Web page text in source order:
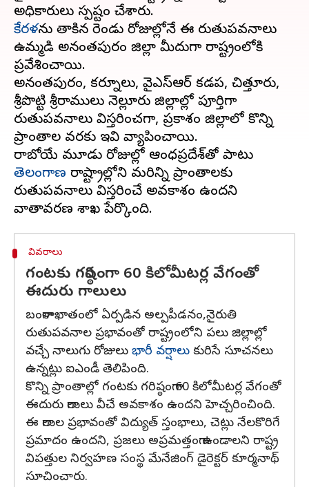
కేరళను తాకిన రెండు రోజుల్లోనే ఈ రుతుపవనాలు
ఉమ్మడి అనంతపురం జిల్లా మీదుగా రాష్ట్రంలోకి
ప్రవేశించాయి.
అనంతపురం, కర్నూలు, వైఎస్ఆర్ కడప, చిత్తూరు,
శ్రీపొట్టి శ్రీరాములు నెల్లూరు జిల్లాల్లో పూర్తిగా
రుతుపవనాలు విస్తరించగా, ప్రకాశం జిల్లాలో కొన్ని
ప్రాంతాల వరకు ఇవి వ్యాపించాయి.
రాబోయే మూడు రోజుల్లో ఆంధ్రప్రదేశ్‌తో పాటు
తెలంగాణ రాష్ట్రాల్లోని మరిన్ని ప్రాంతాలకు
రుతుపవనాలు విస్తరించే అవకాశం ఉందని
వివరాలు
గంటకు గరిష్ఠంగా 60 కిలోమీటర్ల వేగంతో
ఈదురు గాలులు
బంగాళాఖాతంలో ఏర్పడిన అల్పపీడనం,నైరుతి
రుతుపవనాల ప్రభావంతో రాష్ట్రంలోని పలు జిల్లాల్లో
వచ్చే నాలుగు రోజులు భారీ వర్షాలు కురిసే సూచనలు
ఉన్నట్లు ఐఎండీ తెలిపింది.
కొన్ని ప్రాంతాల్లో గంటకు గరిష్ఠంగా 60 కిలోమీటర్ల వేగంతో
ఈదురు గాలులు వీచే అవకాశం ఉందని హెచ్చరించింది.
ఈ గాలుల ప్రభావంతో విద్యుత్ స్తంభాలు, చెట్లు నేలకొరిగే
ప్రమాదం ఉందని, ప్రజలు అప్రమత్తంగా ఉండాలని రాష్ట్ర
విపత్తుల నిర్వహణ సంస్థ మేనేజింగ్ డైరెక్టర్ కూర్మనాథ్
సూచించారు.